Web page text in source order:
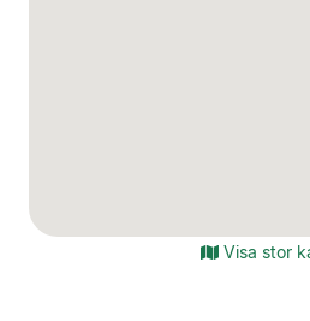
Visa stor